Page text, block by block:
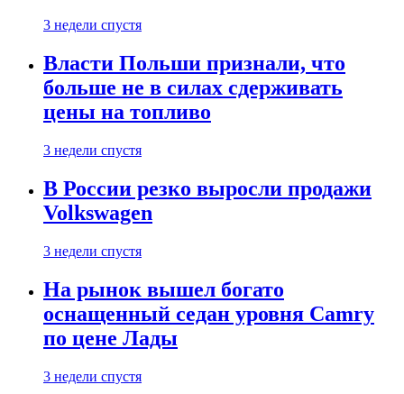
3 недели спустя
Власти Польши признали, что
больше не в силах сдерживать
цены на топливо
3 недели спустя
В России резко выросли продажи
Volkswagen
3 недели спустя
На рынок вышел богато
оснащенный седан уровня Camry
по цене Лады
3 недели спустя